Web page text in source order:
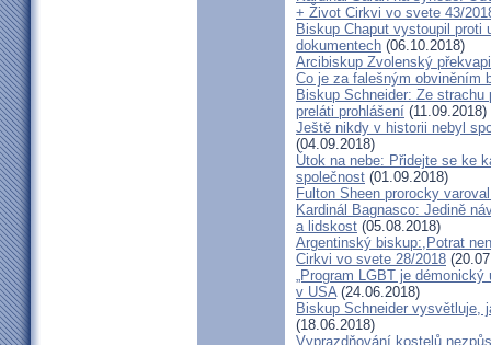
+ Život Cirkvi vo svete 43/
Biskup Chaput vystoupil
dokumentech (06.10.2018)
Arcibiskup Zvolenský
Co je za falešným obviněním
Biskup Schneider: Ze
preláti prohlášení (11.09.2018)
Ještě nikdy v historii nebyl
(04.09.2018)
Útok na nebe: Přidejte se ke
společnost (01.09.2018)
Fulton Sheen prorocky
Kardinál Bagnasco: Jedině
a lidskost (05.08.2018)
Argentinský biskup:,Potrat
Cirkvi vo svete 28/2018
„Program LGBT je
v USA(24.06.2018)
Biskup Schneider vysvětluje,
(18.06.2018)
Vyprazdňování kostelů